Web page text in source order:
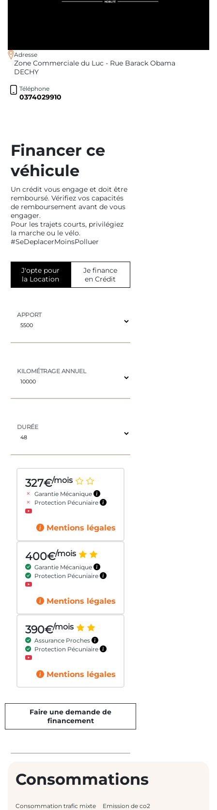
Adresse
Zone Commerciale du Luc - Rue Barack Obama
DECHY
Téléphone
0374029910
Financer ce
véhicule
Un crédit vous engage et doit être
remboursé. Vérifiez vos capacités
de remboursement avant de vous
engager.
Pour les trajets courts, privilégiez
la marche ou le vélo.
#SeDeplacerMoinsPolluer
J'opte pour
la Location
Je finance
en Crédit
APPORT
KILOMÉTRAGE ANNUEL
DURÉE
327€/mois
Garantie Mécanique
Protection Pécuniaire
Mentions légales
400€/mois
Garantie Mécanique
Protection Pécuniaire
Mentions légales
390€/mois
Assurance Proches
Protection Pécuniaire
Mentions légales
Faire une demande de
financement
Consommations
Consommation trafic mixte Emission de co2